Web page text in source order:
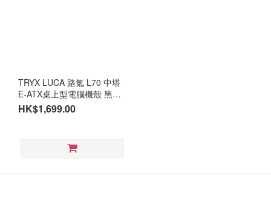
TRYX LUCA 路氪 L70 中塔
E-ATX桌上型電腦機殼 黑
(CA-TL70B)
HK$1,699.00